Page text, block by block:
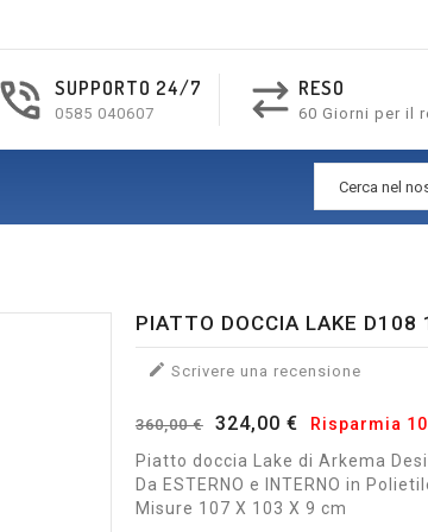
SUPPORTO 24/7
0585 040607
RESO
60 Giorni per il
PIATTO DOCCIA LAKE D108
 Scrivere una recensione
360,00 € 324,00 € Risparmia
Piatto doccia Lake di Arkema
Da ESTERNO e INTERNO in
Misure 107 X 103 X 9 cm